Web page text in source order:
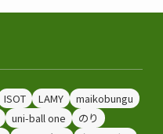
ISOT LAMY
maikobungu
uni-ball one
のり